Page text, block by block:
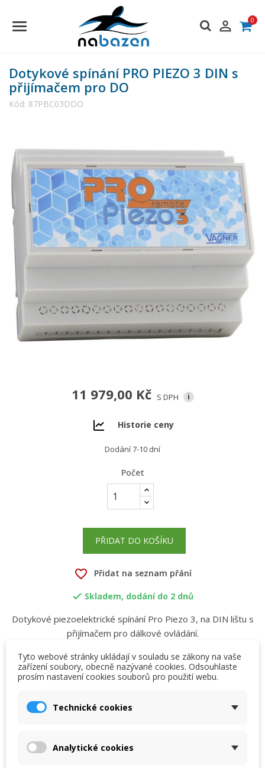
 0
Dotykové spínání PRO PIEZO 3 DIN s
přijímačem pro DO
Kód: 87PBC03DDO
11 979,00 Kč S DPH i
Historie ceny
Dodání 7-10 dní
Počet
PŘIDAT DO KOŠÍKU
favorite_border Přidat na seznam přání
 Skladem, dodání do 2 dnů
Dotykové piezoelektrické spínání Pro Piezo 3, na DIN lištu s
přijímačem pro dálkové ovládání.
Nová dotyková piezoelektrická spínací jednotka pro 1,
add_circle_outline Create new list
Tyto webové stránky ukládají v souladu se zákony na vaše
zařízení soubory, obecně nazývané cookies. Odsouhlaste
prosím nastavení cookies souborů pro použití webu.
Technické cookies
Analytické cookies